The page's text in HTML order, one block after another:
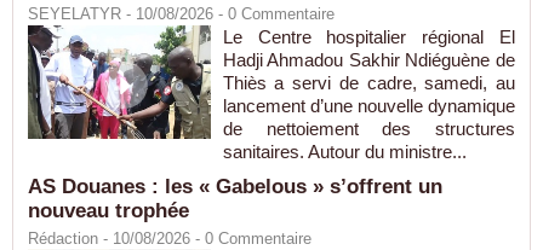
SEYELATYR - 10/08/2026 - 0 Commentaire
Le Centre hospitalier régional El
Hadji Ahmadou Sakhir Ndiéguène de
Thiès a servi de cadre, samedi, au
lancement d’une nouvelle dynamique
de nettoiement des structures
sanitaires. Autour du ministre...
AS Douanes : les « Gabelous » s’offrent un
nouveau trophée
Rédaction - 10/08/2026 - 0 Commentaire